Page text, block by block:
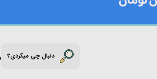
دنبال چی میگردی؟